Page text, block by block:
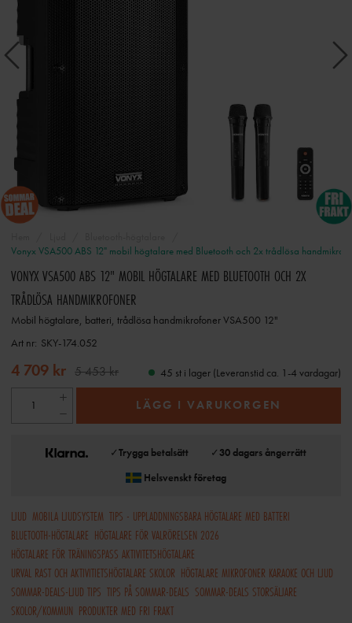
Vonyx VSA500 ABS 12" mobil högtalare med Bluetooth och 2x trådlösa
VONYX VSA500 ABS 12" MOBIL HÖGTALARE MED BLUETOOTH OCH 2X
TRÅDLÖSA HANDMIKROFONER
Mobil högtalare, batteri, trådlösa handmikrofoner VSA500 12"
Art nr: SKY-174.052
4 709 kr 5 453 kr 45 st i lager (Leveranstid ca. 1-4 vardagar)
LÄGG I VARUKORGEN
✓Trygga betalsätt ✓30 dagars ångerrätt
Helsvenskt företag
LJUD MOBILA LJUDSYSTEM TIPS - UPPLADDNINGSBARA HÖGTALARE MED BATTERI
BLUETOOTH-HÖGTALARE HÖGTALARE FÖR VALRÖRELSEN 2026
HÖGTALARE FÖR TRÄNINGSPASS AKTIVITETSHÖGTALARE
URVAL RAST OCH AKTIVITIETSHÖGTALARE SKOLOR HÖGTALARE MIKROFONER KARAOKE OCH LJUD
SOMMAR-DEALS-LJUD TIPS TIPS PÅ SOMMAR-DEALS SOMMAR-DEALS STORSÄLJARE
SKOLOR/KOMMUN PRODUKTER MED FRI FRAKT